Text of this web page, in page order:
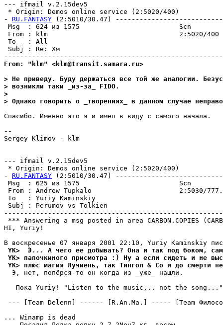
--- ifmail v.2.15dev5
* Origin: Demos online service (2:5020/400)
- RU.FANTASY (2:5010/30.47)
Msg  : 624 из 1575
From : klm                                 2:5020/400
To   : All
Subj :
From: "klm" <klm@transit.samara.ru>
> Не приведу. Буду держаться все той же аналогии.
> возникли таки _из-за_ FIDO.
>
> Однако говорить о _творениях_ в данном случае
Спасибо. Именно это я и имел в виду с самого начала.
--
Sergey Klimov - klm
--- ifmail v.2.15dev5
* Origin: Demos online service (2:5020/400)
- RU.FANTASY (2:5010/30.47)
Msg  : 625 из 1575
From : Andrew Tupkalo                      2:5030/
To   : Yuriy Kaminskiy
Subj : Perumov
*** Answering a msg posted in area CARBON.COPIES
HI, Yuriy!
YK>  Э... А чего ее добывать? Она и так под боком,
YK> папочкиного присмотра :) Ну а если сидеть и не
YK> плюс магия Лучиень, так Тингол & Co и до смерти
  Э, нет, попёpся-то он когда из _уже_ нашли.
Пока Yuriy! "Listen to the music,.. not the
--- [Team Delenn] ------ [R.An.Ma.] ----- [Team
... Winamp is dead